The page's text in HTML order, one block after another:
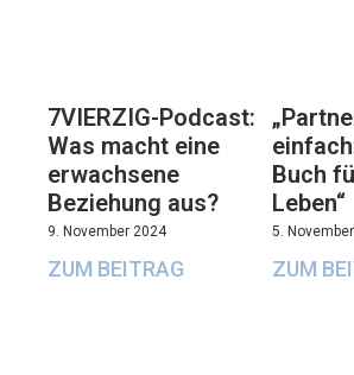
7VIERZIG-Podcast:
Was macht eine
erwachsene
Beziehung aus?
9. November 2024
ZUM BEITRAG
Buch
Leben“
5.
ZUM